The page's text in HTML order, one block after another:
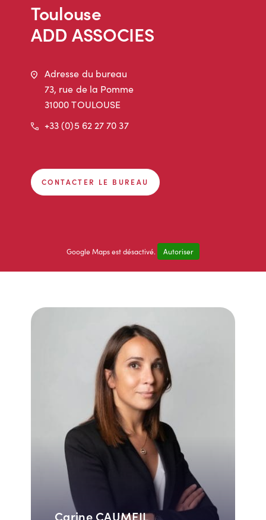
Toulouse
ADD ASSOCIES
Adresse
Adresse du bureau
73, rue de la Pomme
31000 TOULOUSE
Téléphone
+33 (0)5 62 27 70 37
CONTACTER LE BUREAU
Google Maps est désactivé. Autoriser
Carine CAUMEIL